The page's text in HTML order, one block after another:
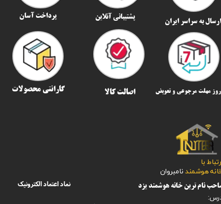
با
هوشمند نامبروان
نماد اعتماد الکترونیک
ارسال به سراسر ایران​​​​​​​
پشتیبانی آنلاین پرداخت آسان
اصالت کالا گارانتی محصولات
نام ترین خانه هوشمند یزد